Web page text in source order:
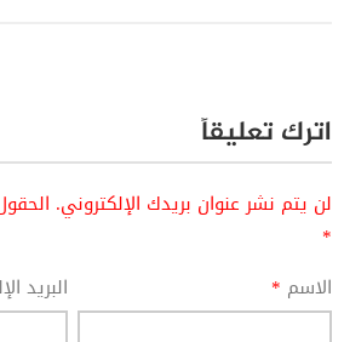
اترك تعليقاً
لن يتم نشر عنوان بريدك الإلكتروني.
*
الاسم * البريد